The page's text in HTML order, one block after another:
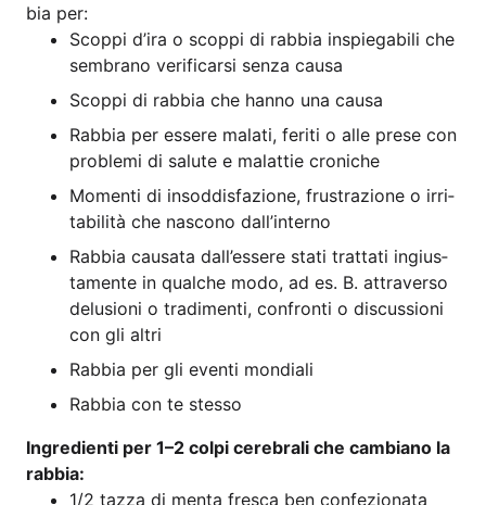
bia per:
Scop­pi d’i­ra o scop­pi di rab­bia inspie­ga­bili che
sem­bra­no veri­fi­car­si sen­za causa
Scop­pi di rab­bia che han­no una causa
Rab­bia per esse­re mala­ti, feri­ti o alle pre­se con
pro­ble­mi di salu­te e malat­tie croniche
Momen­ti di ins­od­dis­fa­zio­ne, frus­tra­zio­ne o irri­
ta­bi­li­tà che nas­co­no dall’interno
Rab­bia cau­sa­ta dal­l’es­se­re sta­ti trat­ta­ti ingi­u­s­
ta­men­te in qual­che modo, ad es. B. attra­ver­so
delu­sio­ni o tra­di­men­ti, con­fron­ti o dis­cus­sio­ni
con gli altri
Rab­bia per gli even­ti mondiali
Rab­bia con te stesso
Ingre­di­en­ti per 1–2 col­pi cere­bra­li che cam­bia­no la
rabbia:
1/2 taz­za di men­ta fre­s­ca ben confezionata